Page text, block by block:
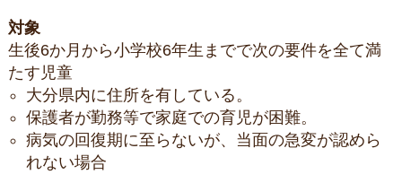
対象
生後6か月から小学校6年生までで次の要件を全て満
たす児童
大分県内に住所を有している。
保護者が勤務等で家庭での育児が困難。
病気の回復期に至らないが、当面の急変が認めら
れない場合